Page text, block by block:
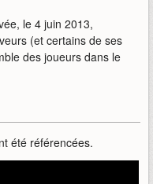
le 4 juin 2013,
(et certains de ses
des joueurs dans le
été référencées.